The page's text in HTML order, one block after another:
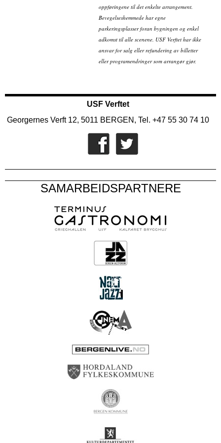
oppføringene til det enkelte arrangement.
Bevegelseshemmede har egne
parkeringsplasser foran bygningen og enkel
adkomst til alle scenene. USF Verftet har ikke
ansvar for salg eller refundering av billetter
eller programendringer som arrangør gjør.
USF Verftet
Georgernes Verft 12, 5011 BERGEN, Tel. +47 55 30 74 10
SAMARBEIDSPARTNERE